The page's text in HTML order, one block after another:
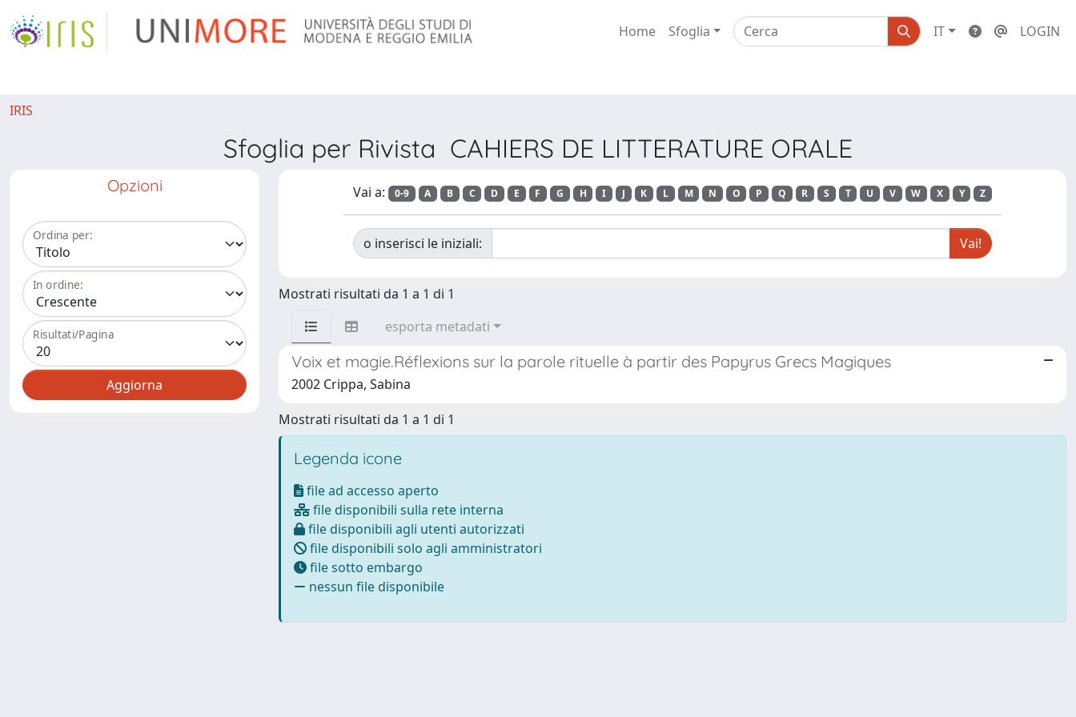
Home Sfoglia IT LOGIN
IRIS
Sfoglia per Rivista CAHIERS DE LITTERATURE ORALE
Opzioni
Ordina per:
In ordine:
Risultati/Pagina
Vai a: 0-9 A B C D E F G H I J K L M N O P Q R S T U V W X Y Z
o inserisci le iniziali:
Mostrati risultati da 1 a 1 di 1
esporta metadati
Voix et magie.Réflexions sur la parole rituelle à partir des Papyrus Grecs Magiques
2002 Crippa, Sabina
Mostrati risultati da 1 a 1 di 1
Legenda icone
file ad accesso aperto
file disponibili sulla rete interna
file disponibili agli utenti autorizzati
file disponibili solo agli amministratori
file sotto embargo
nessun file disponibile